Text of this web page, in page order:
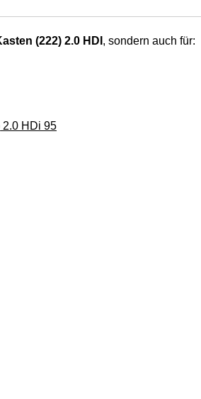
(222) 2.0 HDI , sondern auch für:
2.0 HDi 95